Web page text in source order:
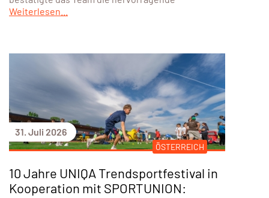
Eisenstädter Schwimmunion überzeugt bei
den Österreichischen
Nachwuchsmeisterschaften
Sechs Nachwuchsschwimmerinnen und
Nachwuchsschwimmer der Eisenstädter Schwimmunion
qualifizierten sich für die Österreichischen
ihr Können auf nationaler Bühne eindrucksvoll unter
Beweis. Nach einem intensiven Trainingslager am